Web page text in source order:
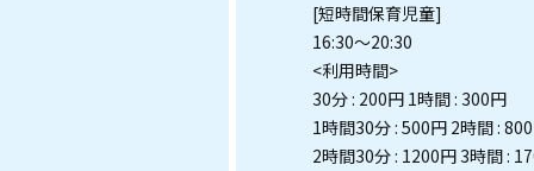
[短時間保育児童]
16:30～20:30
<利用時間>
30分 : 200円 1時間 : 300円
1時間30分 : 500円 2時間 :
2時間30分 : 1200円 3時間 :